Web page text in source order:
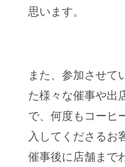
思います。
また、参加させて
た様々な催事や出
で、何度もコーヒ
入してくださるお
催事後に店舗まで